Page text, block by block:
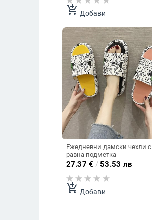
add_shopping_cart Добави
Ежедневни дамски чехли с
равна подметка
27.37 € /53.53 лв
add_shopping_cart Добави